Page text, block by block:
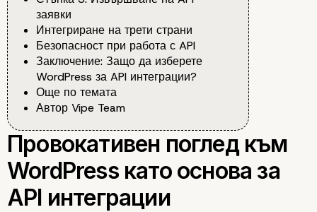
заявки
Интегриране на трети страни
Безопасност при работа с API
Заключение: Защо да изберете
WordPress за API интеграции?
Още по темата
Автор Vipe Team